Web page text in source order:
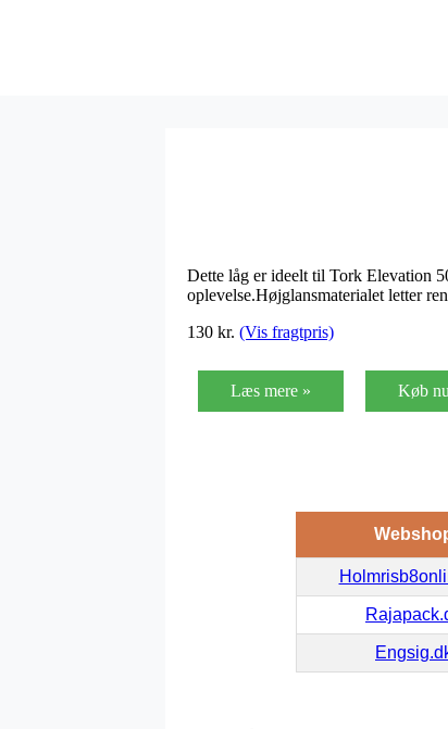
Dette låg er ideelt til Tork Elevation
oplevelse.Højglansmaterialet letter
130 kr. (Vis fragtpris)
Læs mere » Køb